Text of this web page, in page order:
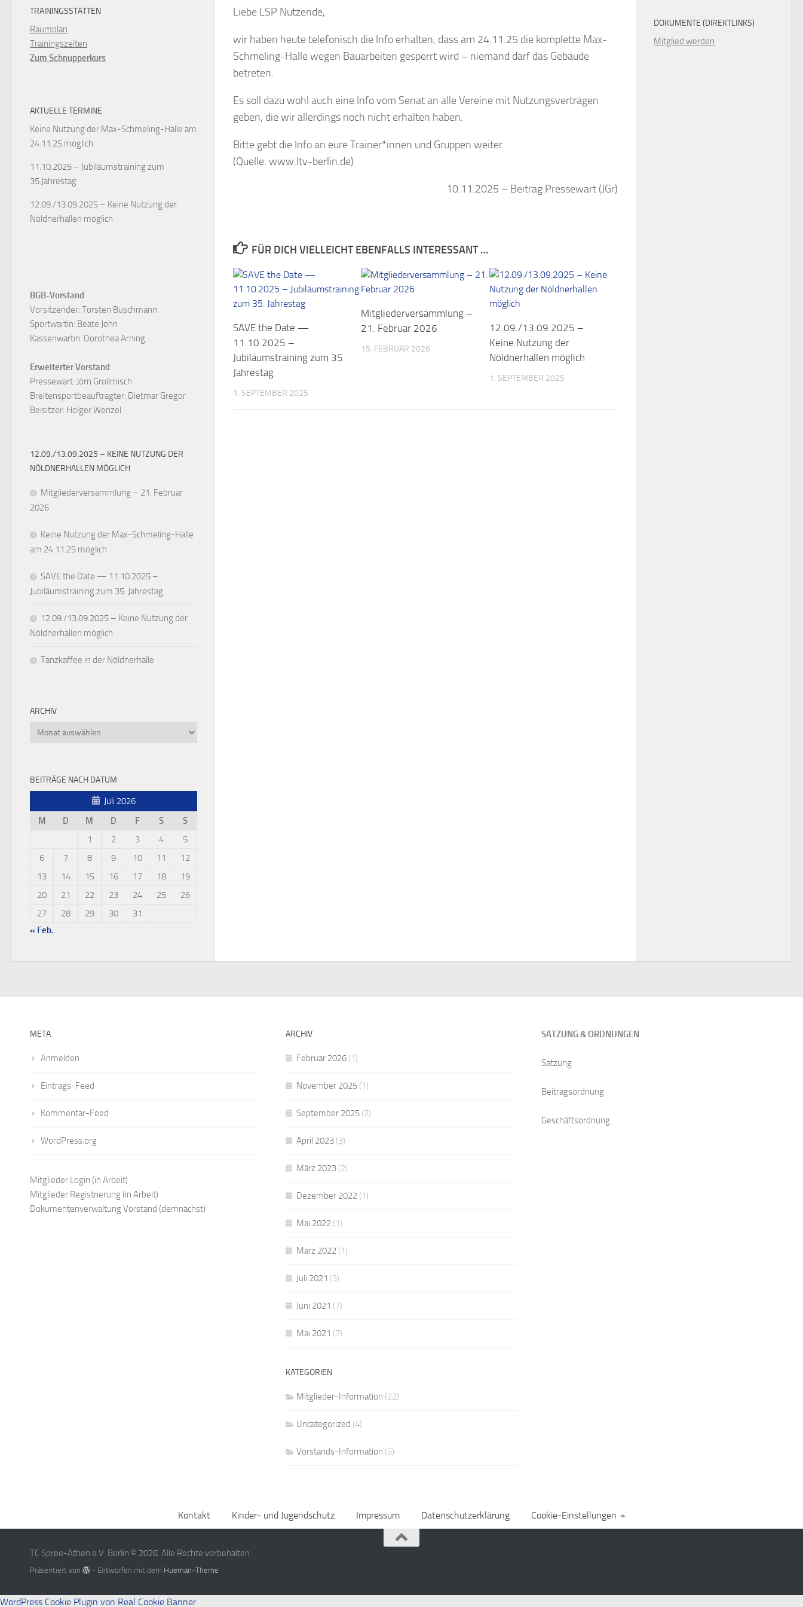
Liebe LSP Nutzende,
wir haben heute telefonisch die Info erhalten, dass am 24.11.25 die komplette Max-
Schmeling-Halle wegen Bauarbeiten gesperrt wird – niemand darf das Gebäude
betreten.
Es soll dazu wohl auch eine Info vom Senat an alle Vereine mit Nutzungsverträgen
geben, die wir allerdings noch nicht erhalten haben.
Bitte gebt die Info an eure Trainer*innen und Gruppen weiter.
(Quelle: www.ltv-berlin.de)
10.11.2025 – Beitrag Pressewart (JGr)
FÜR DICH VIELLEICHT EBENFALLS INTERESSANT …
SAVE the Date —
11.10.2025 –
Jubiläumstraining zum 35.
Jahrestag
1. SEPTEMBER 2025
Mitgliederversammlung –
21. Februar 2026
15. FEBRUAR 2026
12.09./13.09.2025 –
Keine Nutzung der
Nöldnerhallen möglich
1. SEPTEMBER 2025
TRAININGSSTÄTTEN
Raumplan
Trainingszeiten
Zum Schnupperkurs
AKTUELLE TERMINE
Keine Nutzung der Max-Schmeling-Halle am
24.11.25 möglich
11.10.2025 – Jubiläumstraining zum
35.Jahrestag
12.09./13.09.2025 – Keine Nutzung der
Nöldnerhallen möglich
BGB-Vorstand
Vorsitzender: Torsten Buschmann
Sportwartin: Beate John
Kassenwartin: Dorothea Arning
Erweiterter Vorstand
Pressewart: Jörn Grollmisch
Breitensportbeauftragter: Dietmar Gregor
Beisitzer: Holger Wenzel
12.09./13.09.2025 – KEINE NUTZUNG DER
NÖLDNERHALLEN MÖGLICH
Mitgliederversammlung – 21. Februar
2026
Keine Nutzung der Max-Schmeling-Halle
am 24.11.25 möglich
SAVE the Date — 11.10.2025 –
Jubiläumstraining zum 35. Jahrestag
12.09./13.09.2025 – Keine Nutzung der
Nöldnerhallen möglich
Tanzkaffee in der Nöldnerhalle
ARCHIV
Archiv
BEITRÄGE NACH DATUM
Juli 2026
M
D M D F S
S
1
2 3 4
5
6
7 8 9 10 11
12
13
14 15 16 17 18
19
20
21 22 23 24 25
26
27
28 29 30
31
« Feb.
DOKUMENTE (DIREKTLINKS)
Mitglied werden
META
Anmelden
Eintrags-Feed
Kommentar-Feed
WordPress.org
Mitglieder Login (in Arbeit)
Mitglieder Registrierung (in Arbeit)
Dokumentenverwaltung Vorstand (demnächst)
ARCHIV
Februar 2026(1)
November 2025(1)
September 2025(2)
April 2023(3)
März 2023(2)
Dezember 2022(1)
Mai 2022(1)
März 2022(1)
Juli 2021 (3)
Juni 2021 (7)
Mai 2021 (7)
KATEGORIEN
Mitglieder-Information (22)
Uncategorized (4)
Vorstands-Information (5)
SATZUNG & ORDNUNGEN
Satzung
Beitragsordnung
Geschäftsordnung
Kontakt Kinder- und Jugendschutz Impressum Datenschutzerklärung Cookie-Einstellungen
TC Spree-Athen e.V. Berlin © 2026. Alle Rechte vorbehalten.
Präsentiert von - Entworfen mit dem Hueman-Theme
WordPress Cookie Plugin von Real Cookie Banner